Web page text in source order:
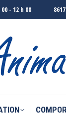
- 12 h 00